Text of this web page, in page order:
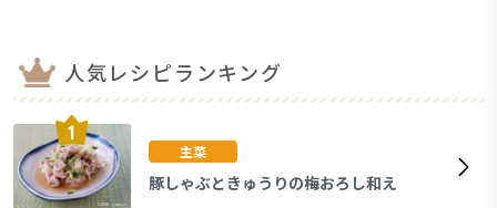
人気レシピランキング
主菜
豚しゃぶときゅうりの梅おろし和え